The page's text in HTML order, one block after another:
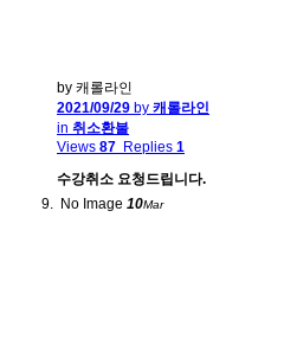
by 캐롤라인
2021/09/29 by 캐롤라인
in 취소환불
Views 87 Replies 1
수강취소 요청드립니다.
No Image 10Mar